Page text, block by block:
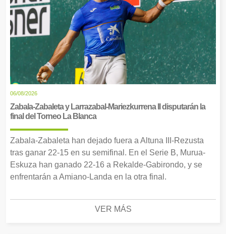
06/08/2026
Zabala-Zabaleta y Larrazabal-Mariezkurrena II disputarán la
final del Torneo La Blanca
Zabala-Zabaleta han dejado fuera a Altuna III-Rezusta
tras ganar 22-15 en su semifinal. En el Serie B, Murua-
Eskuza han ganado 22-16 a Rekalde-Gabirondo, y se
enfrentarán a Amiano-Landa en la otra final.
VER MÁS